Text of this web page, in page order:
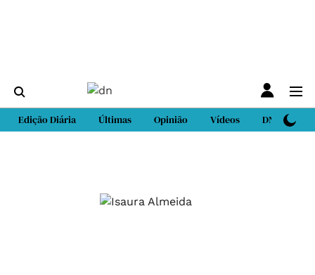
Edição Diária Últimas Opinião Vídeos DN Sport